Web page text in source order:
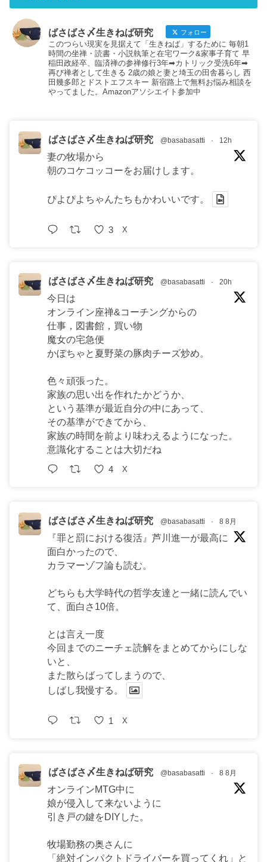
ばさばさ〆生きねば研究 フォロー
このつらい現実を見据えて「生きねば」するために 毎朝1
時間の坐禅・読書・小説執筆と在宅ワーク&家事子育て 早
稲田政経卒、臨済禅の参禅修行3年➡︎カトリック受洗6年➡︎
再び禅者として生きる 2歳の娘と妻と埼玉の田舎暮らし 西
田幾多郎とドストエフスキー 新宿路上で無料お悩み相談を
やってました。Amazonアソシエイト参加中
ばさばさ〆生きねば研究 @basabasatti · 12h
妻の牧場から
朝のコケコッコーをお届けします。
ぴよぴよちゃんたちもかわいいです。
3 X
ばさばさ〆生きねば研究 @basabasatti · 20h
今日は
オンライン座禅&コーチングからの
仕事，図書館，買い物
魔女の宅急便
かぼちゃと夏野菜の豚肉チーズ炒め。
色々頑張った。
家族の思い出を作れたかどうか、
という基準が最近自分の中にあって、
その基準ができてから、
家族の時間を前より味わえるようになった。
意識化することは大切だね
4 X
ばさばさ〆生きねば研究 @basabasatti · 8 8月
『罪と罰における復活』芦川進一が最高に
面白かったので、
カラマーゾフ論も読む。
どちらも大学時代の哲学友達と一緒に読んでい
て、面白さ10倍。
とは言え一度
今回までのニーチェ読解をまとめてからにしな
いと、
また散らばってしまうので、
しばし我慢する。
1 X
ばさばさ〆生きねば研究 @basabasatti · 8 8月
オンラインMTG中に
娘が侵入して来ないように
引き戸の鍵をDIYした。
牧場勤務の奥さんに
「絶対インパクトドライバーを買ってくれ」と